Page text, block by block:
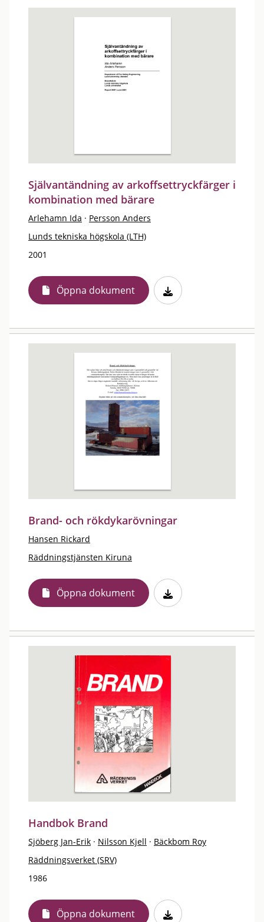
Självantändning av arkoffsettryckfärger i
kombination med bärare
Arlehamn Ida · Persson Anders
Lunds tekniska högskola (LTH)
2001
Öppna dokument
Brand- och rökdykarövningar
Hansen Rickard
Räddningstjänsten Kiruna
Öppna dokument
Handbok Brand
Sjöberg Jan-Erik · Nilsson Kjell · Bäckbom Roy
Räddningsverket (SRV)
1986
Öppna dokument